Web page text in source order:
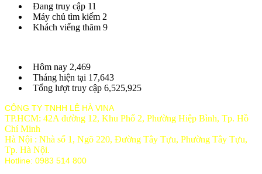
Đang truy cập 11
Máy chủ tìm kiếm 2
Khách viếng thăm 9
Hôm nay 2,469
Tháng hiện tại 17,643
Tổng lượt truy cập 6,525,925
CÔNG TY TNHH LÊ HÀ VINA
TP.HCM: 42A đường 12, Khu Phố 2, Phường Hiệp Bình, Tp. Hồ
Chí Minh
Hà Nội : Nhà số 1, Ngõ 220, Đường Tây Tựu, Phường Tây Tựu,
Tp. Hà Nội.
Hotline: 0983 514 800